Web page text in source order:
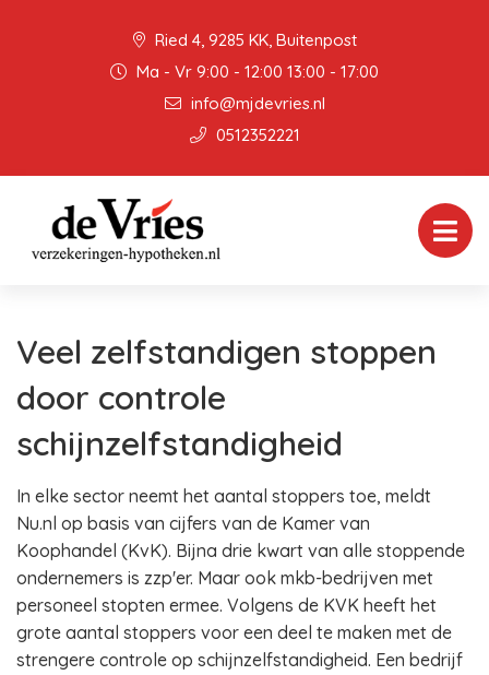
Ried 4, 9285 KK, Buitenpost
Ma - Vr 9:00 - 12:00 13:00 - 17:00
info@mjdevries.nl
0512352221
Veel zelfstandigen stoppen
door controle
schijnzelfstandigheid
In elke sector neemt het aantal stoppers toe, meldt
Nu.nl op basis van cijfers van de Kamer van
Koophandel (KvK). Bijna drie kwart van alle stoppende
ondernemers is zzp'er. Maar ook mkb-bedrijven met
personeel stopten ermee. Volgens de KVK heeft het
grote aantal stoppers voor een deel te maken met de
strengere controle op schijnzelfstandigheid. Een bedrijf